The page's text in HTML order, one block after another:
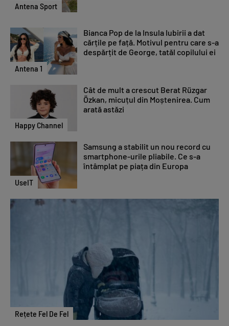
Antena Sport
Antena 1
Bianca Pop de la Insula Iubirii a dat
cărțile pe față. Motivul pentru care s-a
despărțit de George, tatăl copilului ei
Happy Channel
Cât de mult a crescut Berat Rüzgar
Özkan, micuțul din Moștenirea. Cum
arată astăzi
UseIT
Samsung a stabilit un nou record cu
smartphone-urile pliabile. Ce s-a
întâmplat pe piața din Europa
Rețete Fel De Fel